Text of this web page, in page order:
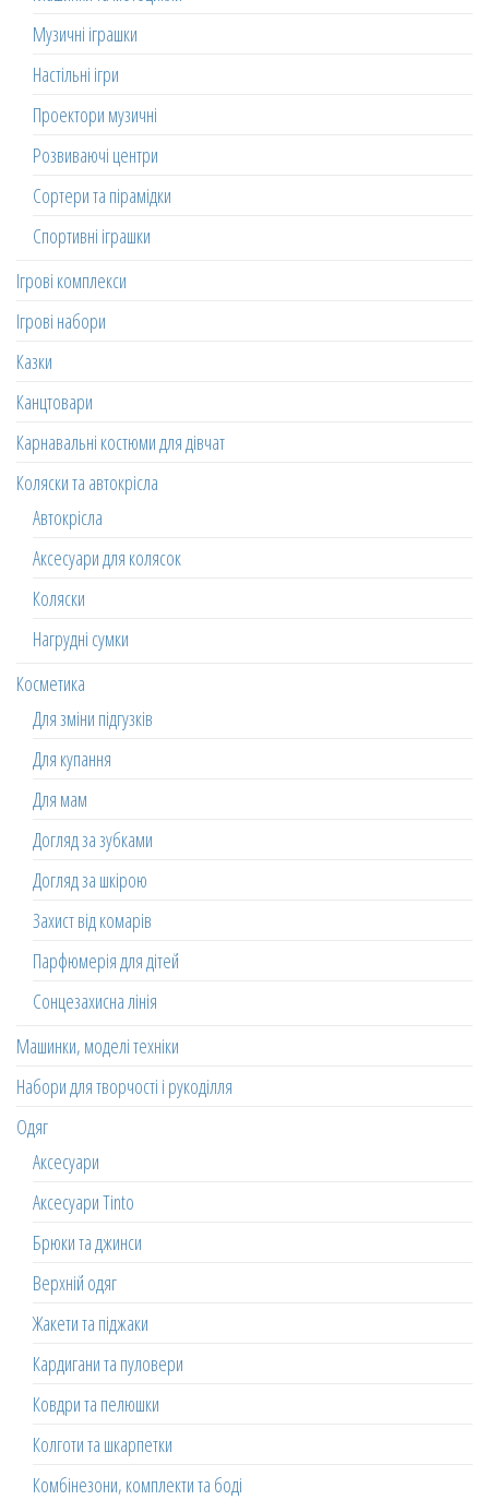
Музичні іграшки
Настільні ігри
Проектори музичні
Розвиваючі центри
Сортери та пірамідки
Спортивні іграшки
Ігрові комплекси
Ігрові набори
Казки
Канцтовари
Карнавальні костюми для дівчат
Коляски та автокрісла
Автокрісла
Аксесуари для колясок
Коляски
Нагрудні сумки
Косметика
Для зміни підгузків
Для купання
Для мам
Догляд за зубками
Догляд за шкірою
Захист від комарів
Парфюмерія для дітей
Сонцезахисна лінія
Машинки, моделі техніки
Набори для творчості і рукоділля
Одяг
Аксесуари
Аксесуари Tinto
Брюки та джинси
Верхній одяг
Жакети та піджаки
Кардигани та пуловери
Ковдри та пелюшки
Колготи та шкарпетки
Комбінезони, комплекти та боді